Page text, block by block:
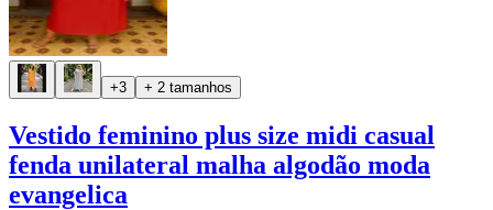
+3 + 2 tamanhos
Vestido feminino plus size midi casual
fenda unilateral malha algodão moda
evangelica